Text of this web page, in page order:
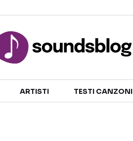
ARTISTI TESTI CANZONI